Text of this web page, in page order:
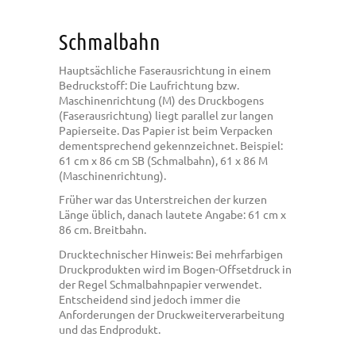
Schmalbahn
Hauptsächliche Faserausrichtung in einem
Bedruckstoff: Die Laufrichtung bzw.
Maschinenrichtung (M) des Druckbogens
(Faserausrichtung) liegt parallel zur langen
Papierseite. Das Papier ist beim Verpacken
dementsprechend gekennzeichnet. Beispiel:
61 cm x 86 cm SB (Schmalbahn), 61 x 86 M
(Maschinenrichtung).
Früher war das Unterstreichen der kurzen
Länge üblich, danach lautete Angabe: 61 cm x
86 cm. Breitbahn.
Drucktechnischer Hinweis: Bei mehrfarbigen
Druckprodukten wird im Bogen-Offsetdruck in
der Regel Schmalbahnpapier verwendet.
Entscheidend sind jedoch immer die
Anforderungen der Druckweiterverarbeitung
und das Endprodukt.